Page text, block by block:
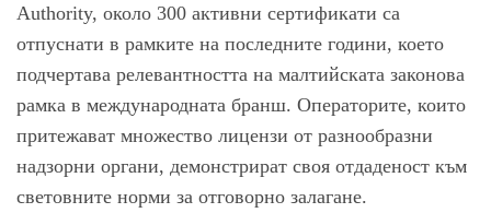
Authority, около 300 активни сертификати са
отпуснати в рамките на последните години, което
подчертава релевантността на малтийската законова
рамка в международната бранш. Операторите, които
притежават множество лицензи от разнообразни
надзорни органи, демонстрират своя отдаденост към
световните норми за отговорно залагане.